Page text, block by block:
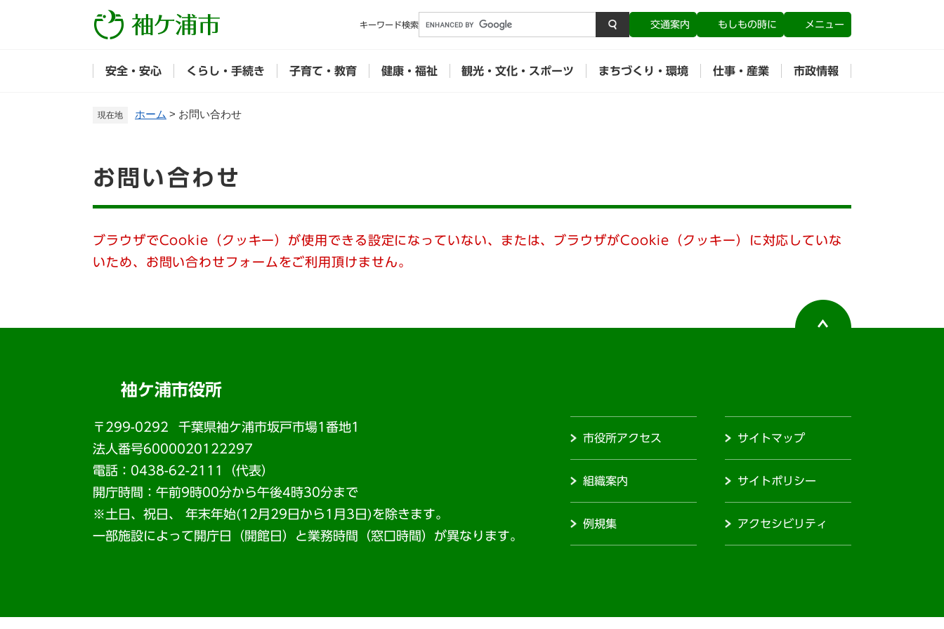
メニューを飛ばして本文へ
キーワード検索 交通案内 もしもの時に メニュー
安全・安心 くらし・手続き 子育て・教育 健康・福祉 観光・文化・スポーツ まちづくり・環境 仕事・産業 市政情報
現在地 ホーム > お問い合わせ
文
お問い合わせ
ブラウザでCookie（クッキー）が使用できる設定になっていない、または、ブラウザがCookie（クッキー）に対応していな
いため、お問い合わせフォームをご利用頂けません。
袖ケ浦市役所
〒299-0292
千葉県袖ケ浦市坂戸市場1番地1
法人番号6000020122297
電話：0438-62-2111（代表）
開庁時間：午前9時00分から午後4時30分まで
※土日、祝日、 年末年始(12月29日から1月3日)を除きます。
一部施設によって開庁日（開館日）と業務時間（窓口時間）が異なります。
市役所アクセス
組織案内
例規集
サイトマップ
サイトポリシー
アクセシビリティ